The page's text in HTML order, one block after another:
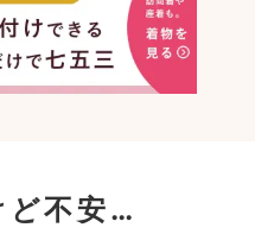
ど不安…